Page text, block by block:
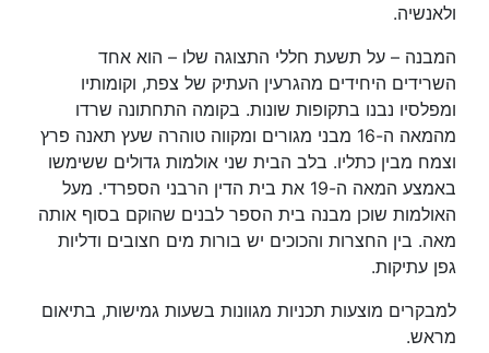
ולאנשיה.
המבנה – על תשעת חללי התצוגה שלו – הוא אחד
השרידים היחידים מהגרעין העתיק של צפת, וקומותיו
ומפלסיו נבנו בתקופות שונות. בקומה התחתונה שרדו
מהמאה ה-16 מבני מגורים ומקווה טוהרה שעץ תאנה פרץ
וצמח מבין כתליו. בלב הבית שני אולמות גדולים ששימשו
באמצע המאה ה-19 את בית הדין הרבני הספרדי. מעל
האולמות שוכן מבנה בית הספר לבנים שהוקם בסוף אותה
מאה. בין החצרות והכוכים יש בורות מים חצובים ודליות
גפן עתיקות.
למבקרים מוצעות תכניות מגוונות בשעות גמישות, בתיאום
מראש.